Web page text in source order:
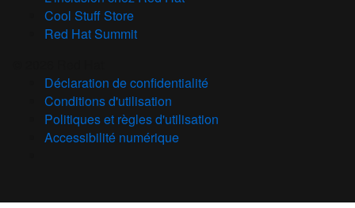
Cool Stuff Store
Red Hat Summit
Déclaration de confidentialité
Conditions d'utilisation
Politiques et règles d'utilisation
Accessibilité numérique